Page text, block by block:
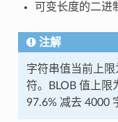
可变长度的二进
注解
字符串值当前上
符。BLOB 值上限
97.6% 减去 4000